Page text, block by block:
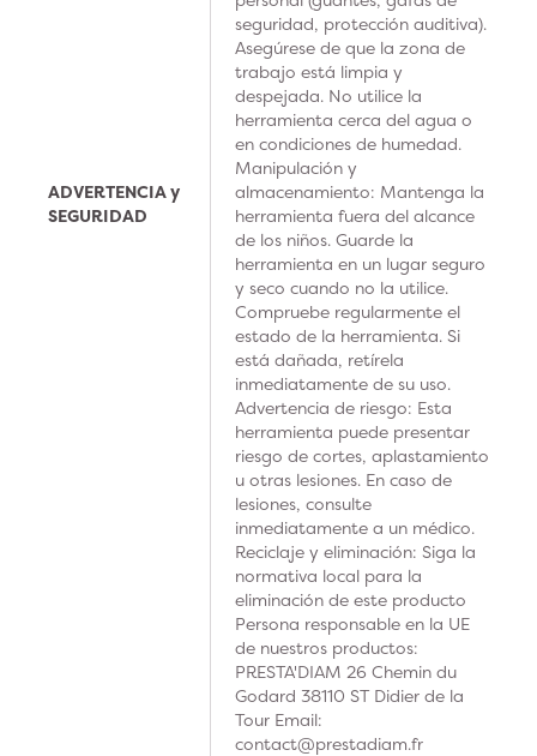
ADVERTENCIA y
SEGURIDAD
seguridad, protección auditiva).
Asegúrese de que la zona de
trabajo está limpia y
despejada. No utilice la
herramienta cerca del agua o
en condiciones de humedad.
Manipulación y
almacenamiento: Mantenga la
herramienta fuera del alcance
de los niños. Guarde la
herramienta en un lugar seguro
y seco cuando no la utilice.
Compruebe regularmente el
estado de la herramienta. Si
está dañada, retírela
inmediatamente de su uso.
Advertencia de riesgo: Esta
herramienta puede presentar
riesgo de cortes, aplastamiento
u otras lesiones. En caso de
lesiones, consulte
inmediatamente a un médico.
Reciclaje y eliminación: Siga la
normativa local para la
eliminación de este producto
Persona responsable en la UE
de nuestros productos:
PRESTA'DIAM 26 Chemin du
Godard 38110 ST Didier de la
Tour Email:
contact@prestadiam.fr